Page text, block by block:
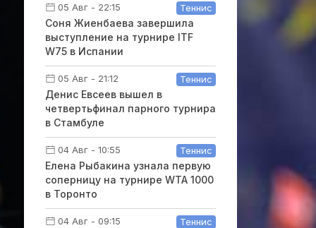
05 Авг - 22:15 Теннис
Соня Жиенбаева завершила
выступление на турнире ITF
W75 в Испании
05 Авг - 21:12 Теннис
Денис Евсеев вышел в
четвертьфинал парного турнира
в Стамбуле
04 Авг - 10:55 Теннис
Елена Рыбакина узнала первую
соперницу на турнире WTA 1000
в Торонто
04 Авг - 09:15 Теннис